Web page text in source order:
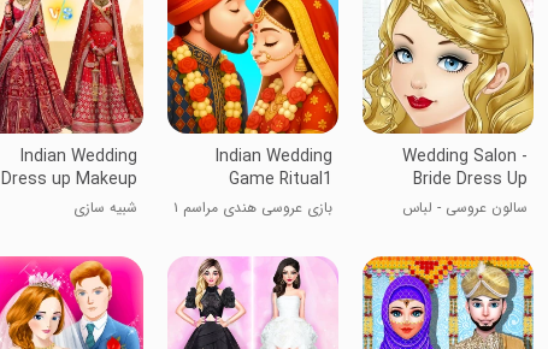
Wedding Salon -
Bride Dress Up
سالون عروسی - لباس
Indian Wedding
Game Ritual1
بازی عروسی هندی مراسم ۱
Indian Wedding
Dress up Makeup
شبیه سازی